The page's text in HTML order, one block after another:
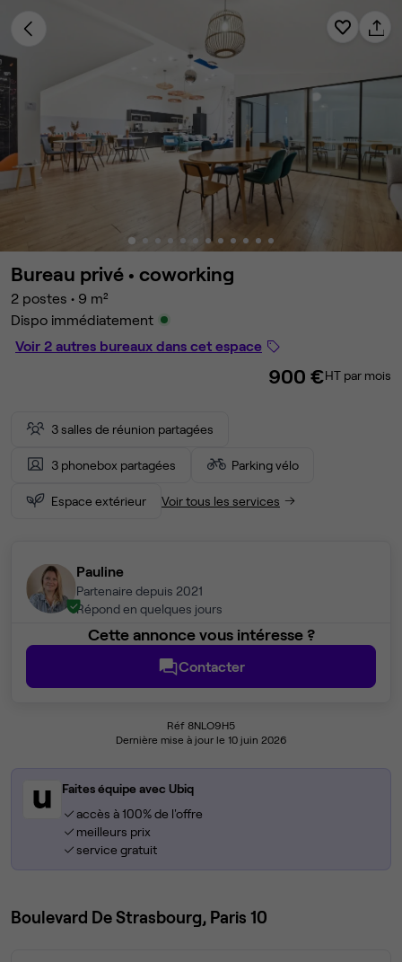
Bureau privé • coworking
2 postes • 9 m²
Dispo immédiatement
Voir 2 autres bureaux dans cet espace
900 €HT par mois
3 salles de réunion partagées
3 phonebox partagées Parking vélo
Espace extérieur Voir tous les services
Pauline
Partenaire depuis 2021
Répond en quelques jours
Cette annonce vous intéresse ?
Contacter
Réf 8NLO9H5
Dernière mise à jour le 10 juin 2026
Faites équipe avec Ubiq
accès à 100% de l'offre
meilleurs prix
service gratuit
Boulevard De Strasbourg, Paris 10